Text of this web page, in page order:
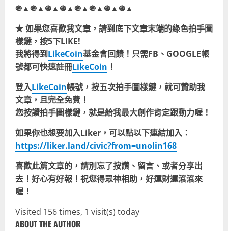
֍▲֍▲֍▲֍▲֍▲֍▲֍▲֍▲
★ 如果您喜歡我文章，請到底下文章末端的綠色拍手圖
樣鍵，按5下LIKE!
我將得到LikeCoin基金會回饋！只需FB、GOOGLE帳
號都可快速註冊LikeCoin ！
登入LikeCoin帳號，按五次拍手圖樣鍵，就可贊助我
文章，且完全免費！
您按讚拍手圖樣鍵，就是給我最大創作肯定跟動力喔！
如果你也想要加入Liker，可以點以下連結加入：
https://liker.land/civic?from=unolin168
喜歡此篇文章的，請別忘了按讚、留言、或者分享出
去！好心有好報！祝您得眾神相助，好運財運滾滾來
喔！
Visited 156 times, 1 visit(s) today
ABOUT THE AUTHOR